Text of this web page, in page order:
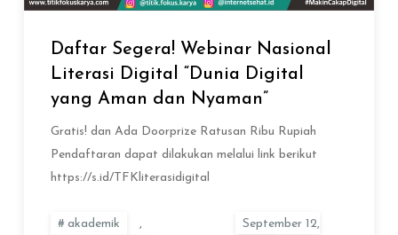
Daftar Segera! Webinar Nasional
Literasi Digital “Dunia Digital
yang Aman dan Nyaman”
Gratis! dan Ada Doorprize Ratusan Ribu Rupiah
Pendaftaran dapat dilakukan melalui link berikut
https://s.id/TFKliterasidigital
akademik
,